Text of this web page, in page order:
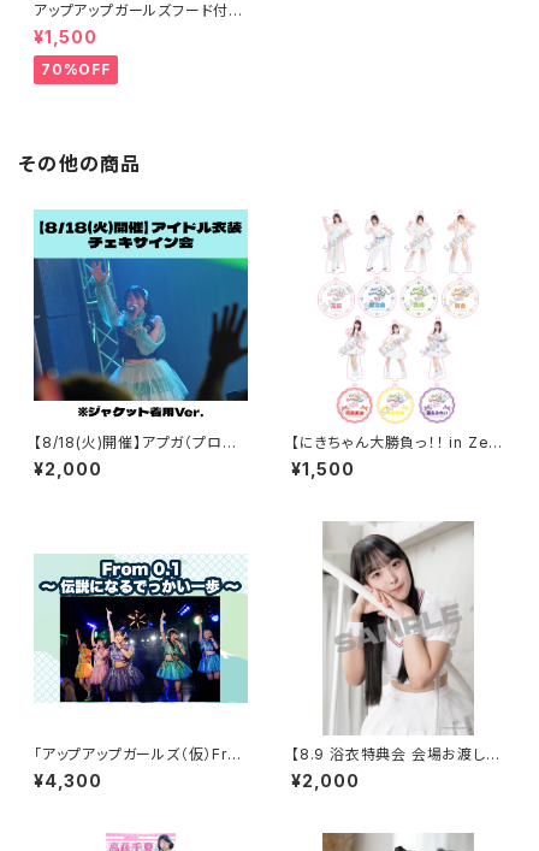
アップアップガールズフード付き
タオル
¥1,500
70%OFF
その他の商品
【8/18(火)開催】アプガ（プロレ
ス）鈴木志乃2026年アイドル衣
装チェキサイン会
¥2,000
【にきちゃん大勝負っ！！ in Zep
p DiverCity】アクリルスタンド
キーホルダー
¥1,500
「アップアップガールズ（仮）Fro
m 0.1〜 伝説になるでっかい一
歩 〜」サイン入りチケット
¥4,300
【8.9 浴衣特典会 会場お渡し限
定】高見汐珠 アザーカットポー
トレート ※発送はいたしません
¥2,000